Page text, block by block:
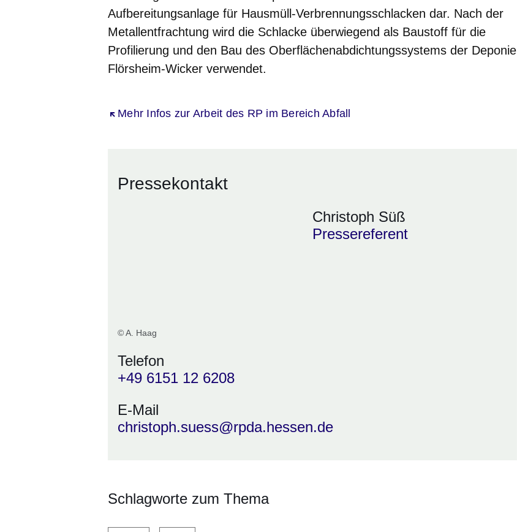
Aufbereitungsanlage für Hausmüll-Verbrennungsschlacken dar. Nach der
Metallentfrachtung wird die Schlacke überwiegend als Baustoff für die
Profilierung und den Bau des Oberflächenabdichtungssystems der Deponie
Flörsheim-Wicker verwendet.
Mehr Infos zur Arbeit des RP im Bereich Abfall
Öffnet sich in einem neuen Fenster
Pressekontakt
© A. Haag
Christoph Süß
Pressereferent
Telefon
+49 6151 12 6208
E-Mail
christoph.suess@rpda.hessen.de
Schlagworte zum Thema